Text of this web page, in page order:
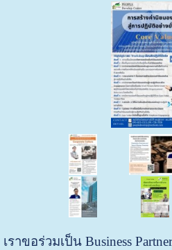
เราขอร่วมเป็น Business